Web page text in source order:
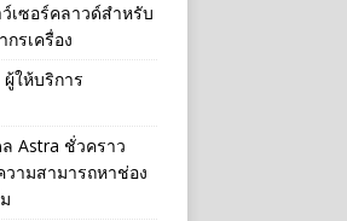
เซอร์คลาวด์สำหรับ
รเครื่อง
ให้บริการ
Astra ชั่วคราว
ามสามารถหาช่อง